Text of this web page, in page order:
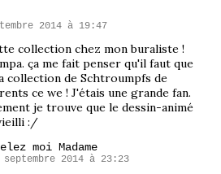
2014 à 19:47
collection chez mon buraliste !
ça me fait penser qu'il faut que
collection de Schtroumpfs de
ce we ! J'étais une grande fan.
je trouve que le dessin-animé
:/
moi Madame
septembre 2014 à 23:23